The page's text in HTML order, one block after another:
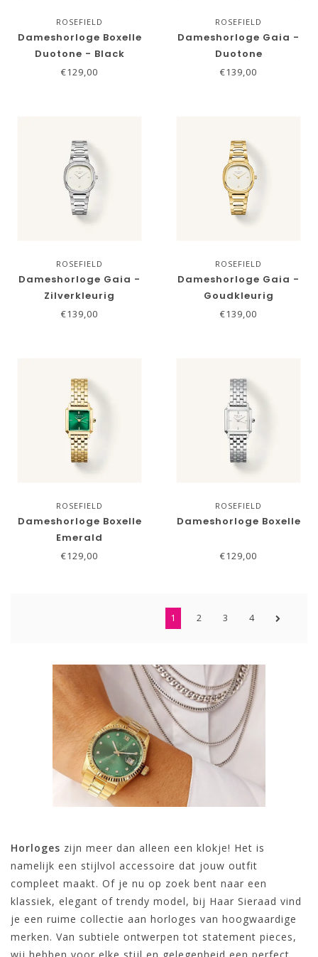
ROSEFIELD
Dameshorloge Boxelle
Duotone - Black
€129,00
ROSEFIELD
Dameshorloge Gaia -
Duotone
€139,00
ROSEFIELD
Dameshorloge Gaia -
Zilverkleurig
€139,00
ROSEFIELD
Dameshorloge Gaia -
Goudkleurig
€139,00
ROSEFIELD
Dameshorloge Boxelle
Emerald
€129,00
ROSEFIELD
Dameshorloge Boxelle
€129,00
1 2 3 4
Horloges zijn meer dan alleen een klokje! Het is
namelijk een stijlvol accessoire dat jouw outfit
compleet maakt. Of je nu op zoek bent naar een
klassiek, elegant of trendy model, bij Haar Sieraad vind
je een ruime collectie aan horloges van hoogwaardige
merken. Van subtiele ontwerpen tot statement pieces,